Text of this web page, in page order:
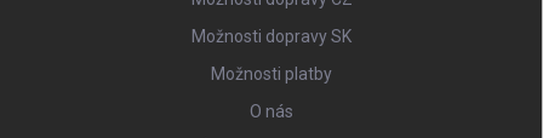
Možnosti dopravy SK
Možnosti platby
O nás